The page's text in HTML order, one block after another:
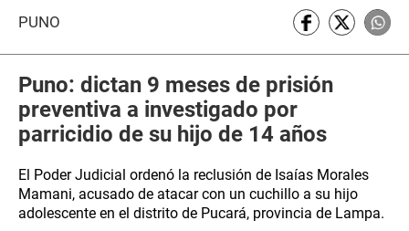
PUNO
Puno: dictan 9 meses de prisión
preventiva a investigado por
parricidio de su hijo de 14 años
El Poder Judicial ordenó la reclusión de Isaías Morales
Mamani, acusado de atacar con un cuchillo a su hijo
adolescente en el distrito de Pucará, provincia de Lampa.